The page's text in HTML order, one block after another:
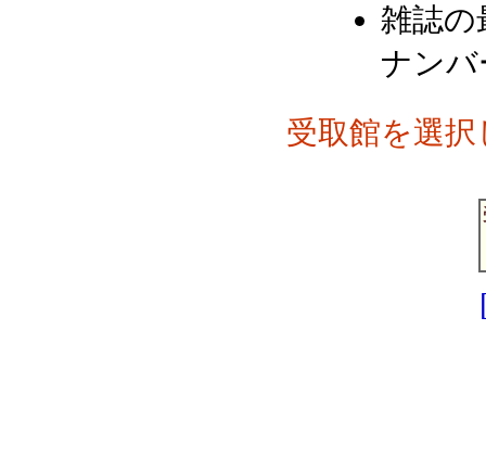
雑誌の
ナン
受取館を選